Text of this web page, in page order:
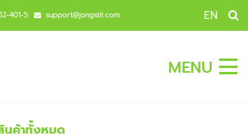
401-5 support@jongstit.com EN
MENU
นค้าทั้งหมด